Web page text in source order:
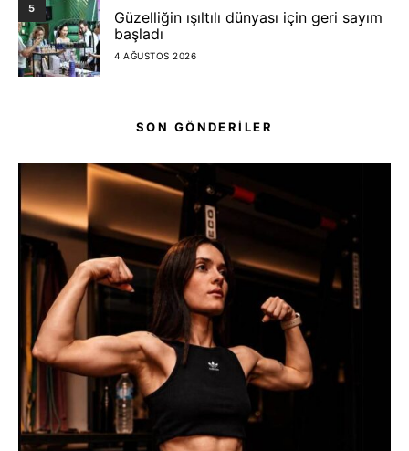
5
Güzelliğin ışıltılı dünyası için geri sayım
başladı
4 AĞUSTOS 2026
SON GÖNDERİLER